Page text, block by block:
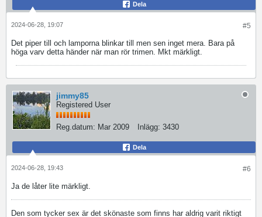
Dela
#5
2024-06-28, 19:07
Det piper till och lamporna blinkar till men sen inget mera. Bara på
höga varv detta händer när man rör trimen. Mkt märkligt.
jimmy85
Registered User
Reg.datum: Mar 2009 Inlägg: 3430
Dela
#6
2024-06-28, 19:43
Ja de låter lite märkligt.
Den som tycker sex är det skönaste som finns har aldrig varit riktigt